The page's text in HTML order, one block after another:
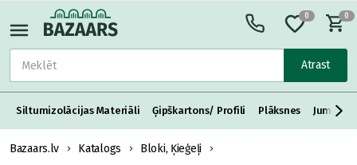
Atrast
0 0
Siltumizolācijas Materiāli Ģipškartons/ Profili Plāksnes Jumta
Bazaars.lv Katalogs
Bloki, Ķieģeļi